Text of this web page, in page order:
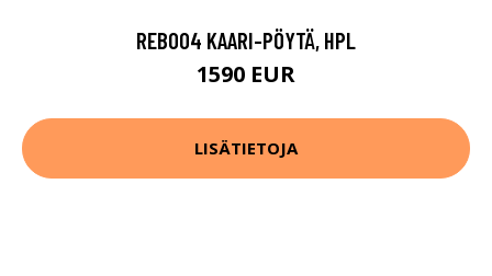
REB004 KAARI-PÖYTÄ, HPL
1590 EUR
LISÄTIETOJA